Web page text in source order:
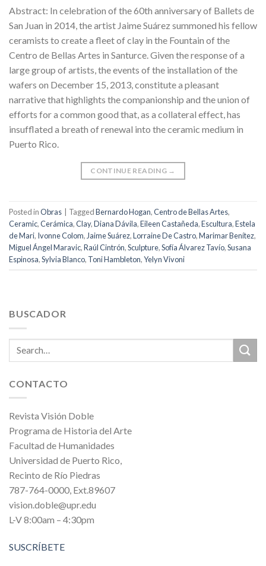
Abstract: In celebration of the 60th anniversary of Ballets de
San Juan in 2014, the artist Jaime Suárez summoned his fellow
ceramists to create a fleet of clay in the Fountain of the
Centro de Bellas Artes in Santurce. Given the response of a
large group of artists, the events of the installation of the
wafers on December 15, 2013, constitute a pleasant
narrative that highlights the companionship and the union of
efforts for a common good that, as a collateral effect, has
insufflated a breath of renewal into the ceramic medium in
Puerto Rico.
CONTINUE READING →
Posted inObras | TaggedBernardo Hogan,Centro de Bellas Artes,
Ceramic,Cerámica,Clay,Diana Dávila,Eileen Castañeda,Escultura,Estela
de Mari, Ivonne Colom, Jaime Suárez,Lorraine De Castro,Marimar Benítez,
Miguel Ángel Maravic,Raúl Cintrón,Sculpture,Sofía Álvarez Tavío,Susana
Espinosa,Sylvia Blanco, Toni Hambleton,Yelyn Vivoni
BUSCADOR
CONTACTO
Revista Visión Doble
Programa de Historia del Arte
Facultad de Humanidades
Universidad de Puerto Rico,
Recinto de Río Piedras
787-764-0000, Ext.89607
vision.doble@upr.edu
L-V 8:00am – 4:30pm
SUSCRÍBETE